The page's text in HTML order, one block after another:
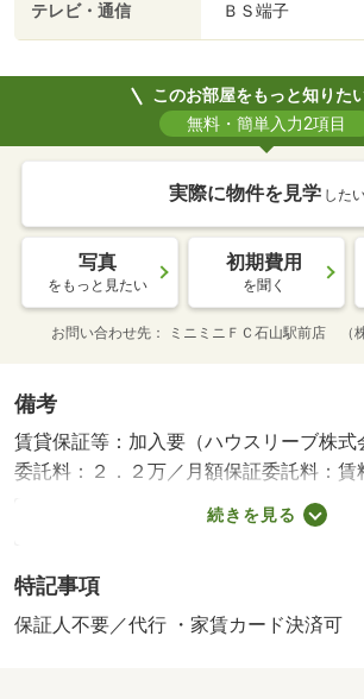
テレビ・通信 ＢＳ端子
このお部屋をもっと知りた
無料・簡単入力2項目
実際に物件を見学 した
写真
をもっと見たい
初期費用
を聞く
お問い合わせ先 ミニミニＦＣ石山駅前店 （
備考
賃貸保証等：加入要（ハウスリーブ株式
委託料：２．２万／月額保証委託料：賃
又は５．５％ ※ペット可は２．５万／
形態／管理員の勤務形態：不在・便利な
済／システムキッチン設置でいつでも楽
すよ。初期費用はカード決済に対応して
続きを見る
特記事項
保証人不要／代行 ・家賃カード決済可